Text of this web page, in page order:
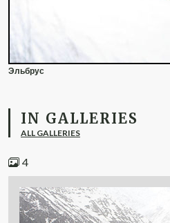
Эльбрус
IN GALLERIES
ALL GALLERIES
4